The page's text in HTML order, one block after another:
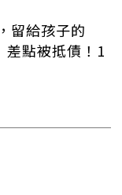
留給孩子的
差點被抵債！1